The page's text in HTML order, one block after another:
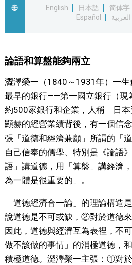
社會
財經
文化
科學技術
生活
運動
娛樂
教育
English
日本語 简体字
Español
العربية
論語和算盤能夠兩立
澀澤榮一（1840～1931年）一
最早的銀行——第一國立銀行（現
約500家銀行和企業，人稱「日
顯赫的經營業績背後，有一個信
張「道德和經濟兼顧」所謂的「
自己信奉的儒學、特別是《論語
語」講道德，用「算盤」講經濟
為一體是很重要的」。
「道德經濟合一論」的理論構造
說道德是不可或缺，②對於道德
因此，道德與經濟互為表裡，不
做不該做的事情」的消極道德，
積極道德。澀澤榮一主張：①對